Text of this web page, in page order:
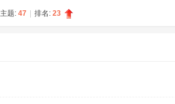
主题: 47 排名: 23